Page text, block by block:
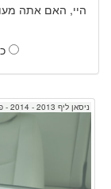
היי, האם אתה
ניסאן ליף 2013 - 2014 - פרטים